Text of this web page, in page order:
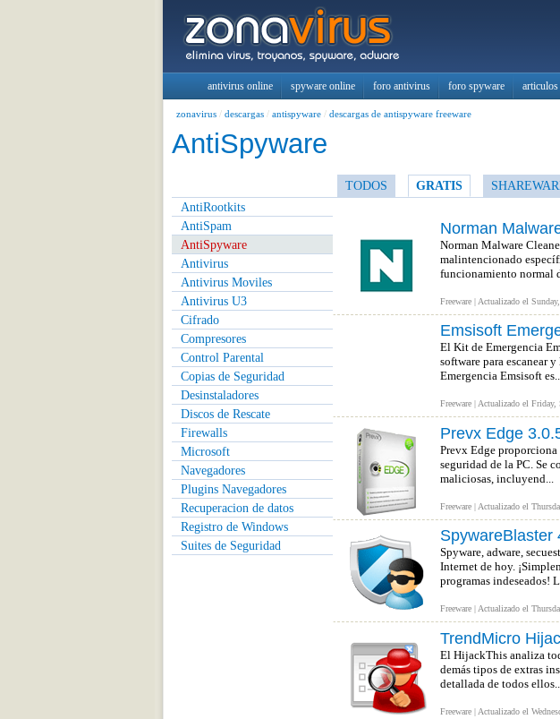
antivirus online spyware online foro antivirus foro spyware articulos
zonavirus/ descargas/ antispyware/ descargas de antispyware freeware
AntiSpyware
AntiRootkits
AntiSpam
AntiSpyware
Antivirus
Antivirus Moviles
Antivirus U3
Cifrado
Compresores
Control Parental
Copias de Seguridad
Desinstaladores
Discos de Rescate
Firewalls
Microsoft
Navegadores
Plugins Navegadores
Recuperacion de datos
Registro de Windows
Suites de Seguridad
TODOS GRATIS
Norman
Norman Malware
malintencionado
funcionamiento normal
Freeware | Actualizado el
Emsisoft
El Kit de Emergencia
software para escanear
Emergencia Emsisoft
Freeware | Actualizado el Friday,
Prevx Edge
Prevx Edge
seguridad de la PC. Se
maliciosas, incluyend...
Freeware | Actualizado el
SpywareBlaster
Spyware, adware,
Internet de hoy.
programas indeseados!
Freeware | Actualizado el
TrendMicro
El HijackThis analiza
demás tipos de extras
detallada de todos ellos...
Freeware | Actualizado el